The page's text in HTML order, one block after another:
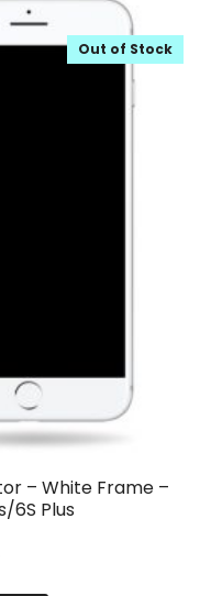
– White Frame –
6S Plus
Out of Stock